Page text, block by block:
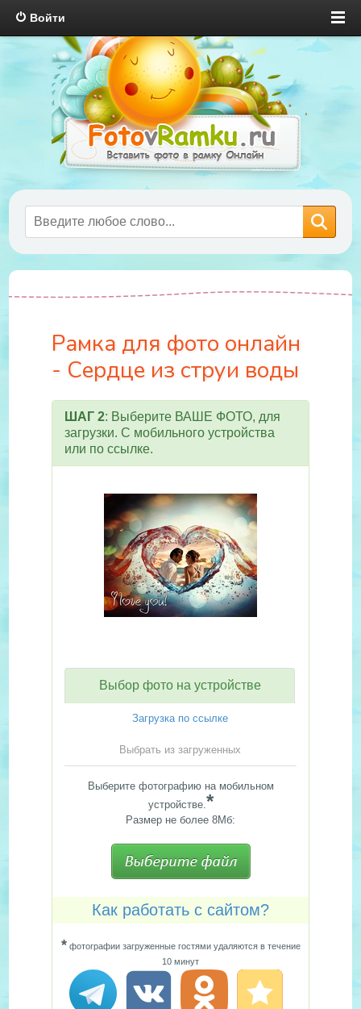
Войти
Рамка для фото онлайн
- Сердце из струи воды
ШАГ 2: Выберите ВАШЕ ФОТО, для
загрузки. С мобильного устройства
или по ссылке.
Выбор фото на устройстве
Загрузка по ссылке
Выбрать из загруженных
Выберите фотографию на мобильном
устройстве.*
Размер не более 8Мб:
Как работать с сайтом?
*фотографии загруженные гостями удаляются в течение
10 минут